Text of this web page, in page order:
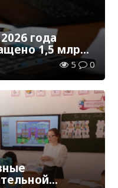
года
1,5 млрд
5 0